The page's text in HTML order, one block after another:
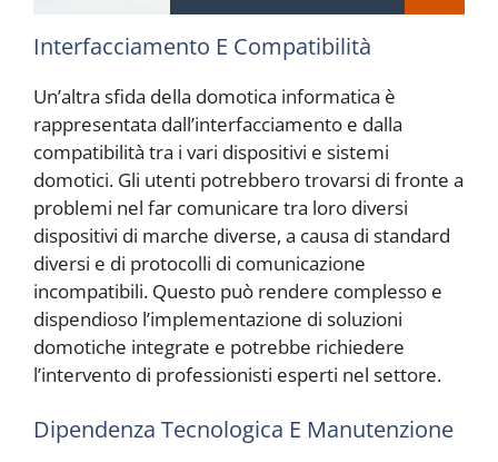
Interfacciamento E Compatibilità
Un’altra sfida della domotica informatica è
rappresentata dall’interfacciamento e dalla
compatibilità tra i vari dispositivi e sistemi
domotici. Gli utenti potrebbero trovarsi di fronte a
problemi nel far comunicare tra loro diversi
dispositivi di marche diverse, a causa di standard
diversi e di protocolli di comunicazione
incompatibili. Questo può rendere complesso e
dispendioso l’implementazione di soluzioni
domotiche integrate e potrebbe richiedere
l’intervento di professionisti esperti nel settore.
Dipendenza Tecnologica E Manutenzione